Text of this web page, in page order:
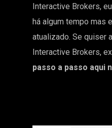
Interactive Brokers, eu
há algum tempo mas
atualizado. Se quiser
Interactive Brokers,
passo a passo aqui